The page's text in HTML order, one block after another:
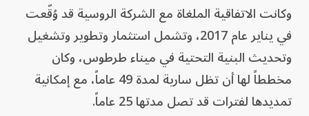
وكانت الاتفاقية الملغاة مع الشركة الروسية قد وُقّعت
في يناير عام 2017، وتشمل استثمار وتطوير وتشغيل
وتحديث البنية التحتية في ميناء طرطوس، وكان
مخططاً لها أن تظل سارية لمدة 49 عاماً، مع إمكانية
تمديدها لفترات قد تصل مدتها 25 عاماً.